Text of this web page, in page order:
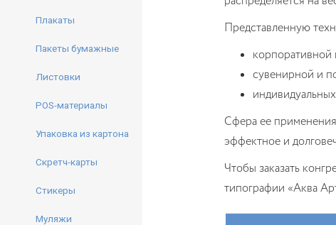
Плакаты
Пакеты бумажные
Листовки
POS-материалы
Упаковка из картона
Скретч-карты
Стикеры
Муляжи
Представленную
сувенирной и
Сфера ее
эффектное и
Чтобы заказать
типографии «Аква